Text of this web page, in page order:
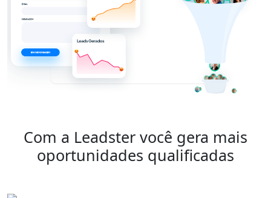
Com a Leadster você gera mais
oportunidades qualificadas